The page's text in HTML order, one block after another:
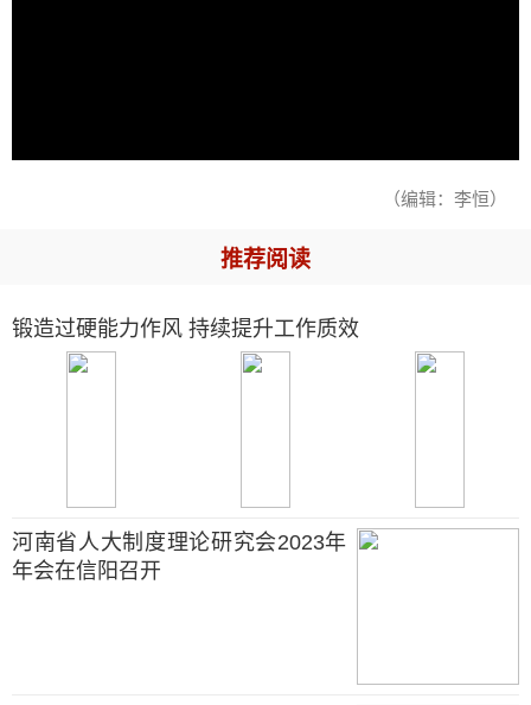
（编辑：李恒）
推荐阅读
锻造过硬能力作风 持续提升工作质效
河南省人大制度理论研究会2023年
年会在信阳召开